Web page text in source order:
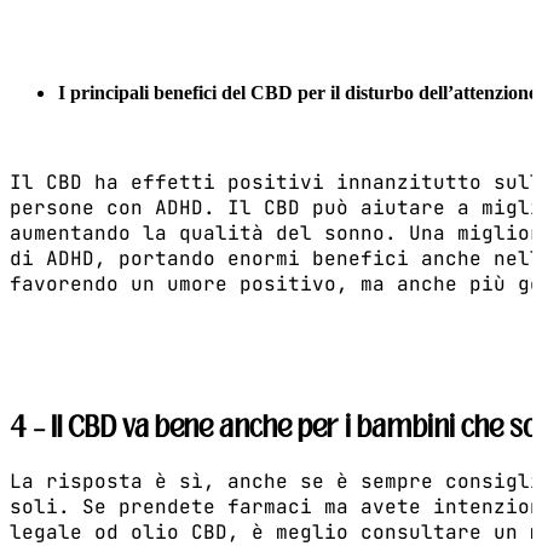
I principali benefici del CBD per il disturbo dell’attenzione
Il CBD ha effetti positivi innanzitutto sulla
persone con ADHD. Il CBD può aiutare a
aumentando la qualità del sonno. Una
di ADHD, portando enormi benefici anche
favorendo un umore positivo, ma anche più
4 – Il CBD va bene anche per i bambini che
La risposta è sì, anche se è sempre
soli. Se prendete farmaci ma avete
legale od olio CBD, è meglio consultare un